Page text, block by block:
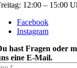
12:00 – 15:00
Facebook
Instagram
hast Fragen oder
eine E-Mail.